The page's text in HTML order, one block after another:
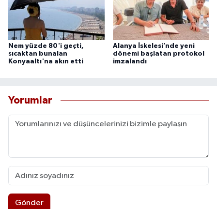
Nem yüzde 80'i geçti,
sıcaktan bunalan
Konyaaltı'na akın etti
Alanya İskelesi’nde yeni
dönemi başlatan protokol
imzalandı
Yorumlar
Gönder